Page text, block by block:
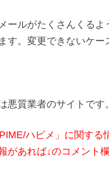
ールがたくさんくる
す。変更できないケー
悪質業者のサイトです。
ハピメ」に関す
があれば↓のコメント